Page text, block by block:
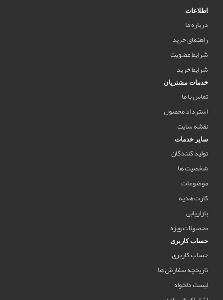
اطلاعات
درباره ما
راهنمای خرید
شرایط عضویت
شرایط خرید
خدمات مشتریان
تماس با ما
استرداد محصول
نقشه سایت
سایر خدمات
تولید کنندگان
شخصیت ها
موضوعات
کارت هدیه
بازاریابی
محصولات ویژه
حساب کاربری
حساب کاربری
تاریخچه سفارش ها
لیست دلخواه